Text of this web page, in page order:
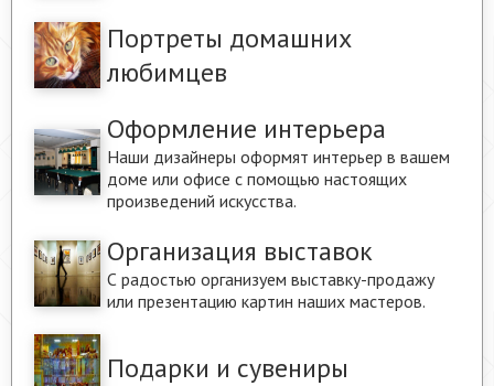
Портреты домашних
любимцев
Оформление интерьера
Наши дизайнеры оформят интерьер в вашем
доме или офисе с помощью настоящих
произведений искусства.
Организация выставок
С радостью организуем выставку-продажу
или презентацию картин наших мастеров.
Подарки и сувениры